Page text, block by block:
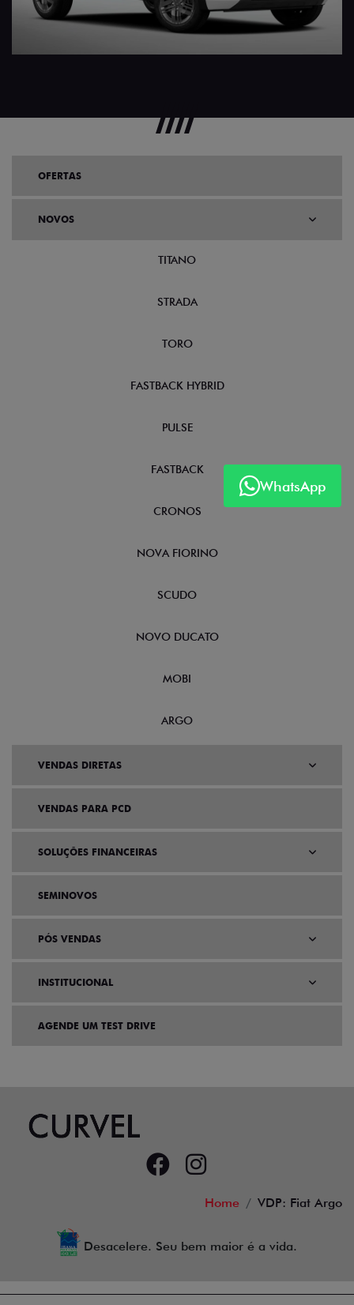
WhatsApp
OFERTAS
NOVOS
TITANO
STRADA
TORO
FASTBACK HYBRID
PULSE
FASTBACK
CRONOS
NOVA FIORINO
SCUDO
NOVO DUCATO
MOBI
ARGO
VENDAS DIRETAS
VENDAS PARA PCD
SOLUÇÕES FINANCEIRAS
SEMINOVOS
PÓS VENDAS
INSTITUCIONAL
AGENDE UM TEST DRIVE
Home VDP: Fiat Argo
Desacelere. Seu bem maior é a vida.